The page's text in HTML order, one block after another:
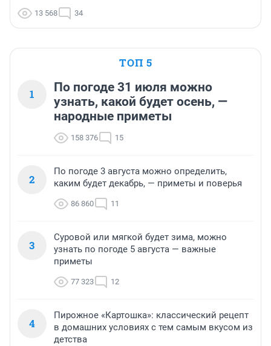
13 568 34
ТОП 5
1
По погоде 31 июля можно
узнать, какой будет осень, —
народные приметы
158 376 15
2
По погоде 3 августа можно определить,
каким будет декабрь, — приметы и поверья
86 860 11
3
Суровой или мягкой будет зима, можно
узнать по погоде 5 августа — важные
приметы
77 323 12
4
Пирожное «Картошка»: классический рецепт
в домашних условиях с тем самым вкусом из
детства